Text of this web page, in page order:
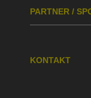
PARTNER /
KONTAKT